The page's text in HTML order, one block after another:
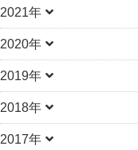
2021年
2020年
2019年
2018年
2017年